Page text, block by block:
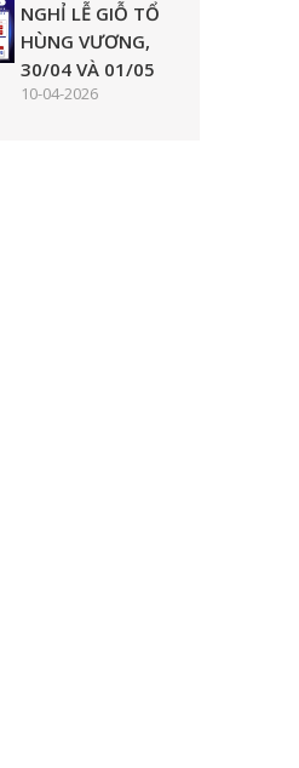
NGHỈ LỄ GIỖ TỔ
HÙNG VƯƠNG,
30/04 VÀ 01/05
10-04-2026